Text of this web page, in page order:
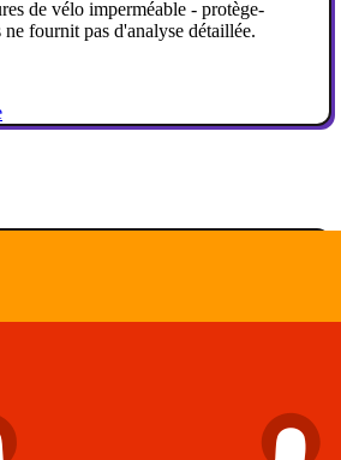
de vélo imperméable - protège-
ne fournit pas d'analyse détaillée.